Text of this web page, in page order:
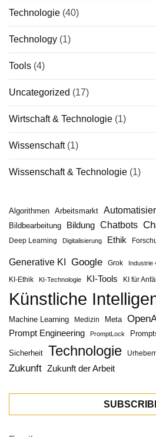
Technologie (40)
Technology (1)
Tools (4)
Uncategorized (17)
Wirtschaft & Technologie (1)
Wissenschaft(1)
Wissenschaft & Technologie (1)
Algorithmen Arbeitsmarkt
Bildbearbeitung Bildung Chatbots
Deep Learning Digitalisierung Ethik
Generative KI Google Grok Industrie
KI-Ethik KI-Technologie KI-Tools KI für
Künstliche
Machine Learning
Medizin Meta
Prompt Engineering PromptLock
Sicherheit Technologie
Zukunft Zukunft der Arbeit